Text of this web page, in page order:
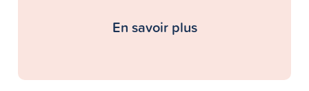
En savoir plus